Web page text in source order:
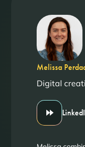
Melissa
Digital